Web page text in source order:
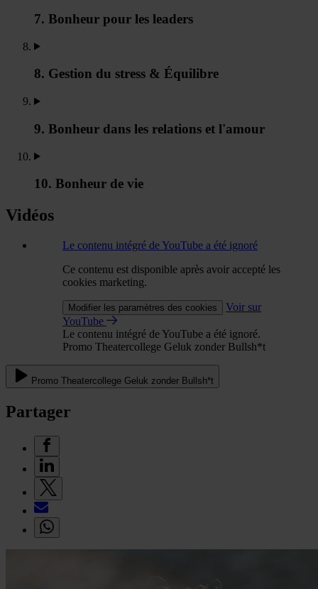
7. Bonheur pour les leaders
8. Gestion du stress & Équilibre
9. Bonheur dans les relations et l'amour
10. Bonheur de vie
Vidéos
Le contenu intégré de YouTube a été ignoré
Ce contenu est disponible après avoir accepté les
cookies marketing.
Modifier les paramètres des cookies
Voir sur
YouTube
Le contenu intégré de YouTube a été ignoré.
Promo Theatercollege Geluk zonder Bullsh*t
Promo Theatercollege Geluk zonder Bullsh*t
Partager